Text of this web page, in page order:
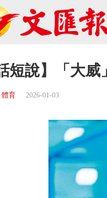
短說】「大
育 2026-01-03